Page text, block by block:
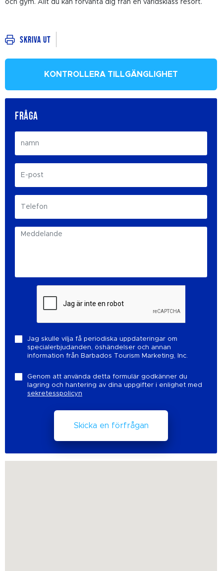
och gym. Allt du kan förvänta dig från en världsklass resort.
Skriva ut
KONTROLLERA TILLGÄNGLIGHET
FRÅGA
Jag skulle vilja få periodiska uppdateringar om
specialerbjudanden, öshändelser och annan
information från Barbados Tourism Marketing, Inc.
Genom att använda detta formulär godkänner du
lagring och hantering av dina uppgifter i enlighet med
sekretesspolicyn